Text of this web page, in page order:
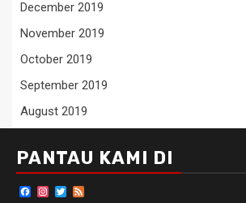
December 2019
November 2019
October 2019
September 2019
August 2019
PANTAU KAMI DI
Facebook
Instagram
Twitter